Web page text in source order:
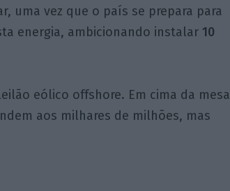
uma vez que o país se prepara para
energia, ambicionando instalar 10
eólico offshore. Em cima da mesa
aos milhares de milhões, mas